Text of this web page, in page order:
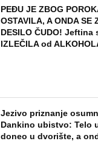
PEĐU JE ZBOG
OSTAVILA, A ONDA SE
DESILO ČUDO! Jeftina
IZLEČILA od
Jezivo priznanje
Dankino ubistvo: Telo
doneo u dvorište, a